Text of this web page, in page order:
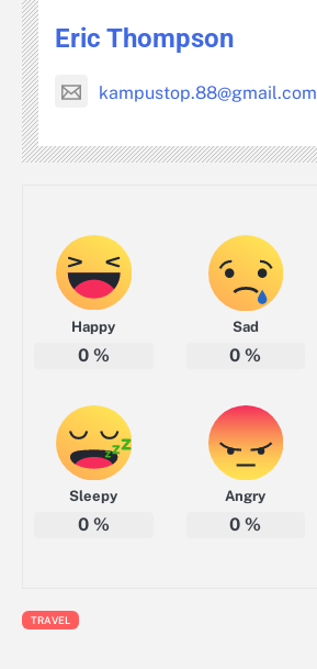
Eric Thompson
kampustop.88@gmail.com
Happy
0%
Sad
0 %
Sleepy
0%
Angry
0 %
TRAVEL